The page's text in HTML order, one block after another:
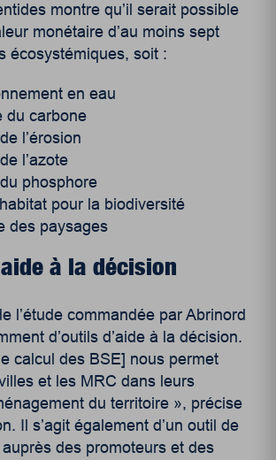
montre qu’il serait possible
monétaire d’au moins sept
écosystémiques, soit :
en eau
du carbone
l’érosion
l’azote
phosphore
pour la biodiversité
des paysages
à la décision
l’étude commandée par Abrinord
d’outils d’aide à la décision.
calcul des BSE] nous permet
et les MRC dans leurs
du territoire », précise
Il s’agit également d’un outil de
des promoteurs et des